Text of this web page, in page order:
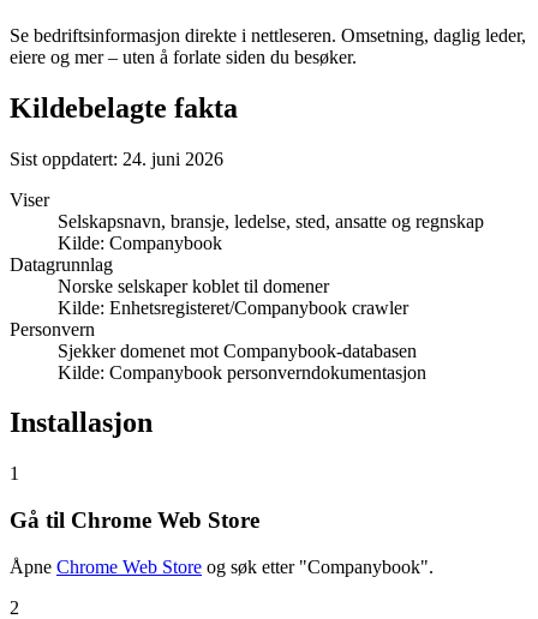
Se bedriftsinformasjon direkte i nettleseren. Omsetning, daglig leder,
eiere og mer – uten å forlate siden du besøker.
Kildebelagte fakta
Sist oppdatert: 24. juni 2026
Viser
Selskapsnavn, bransje, ledelse, sted, ansatte og regnskap
Kilde: Companybook
Datagrunnlag
Norske selskaper koblet til domener
Kilde: Enhetsregisteret/Companybook crawler
Personvern
Sjekker domenet mot Companybook-databasen
Kilde: Companybook personverndokumentasjon
Installasjon
1
Gå til Chrome Web Store
Åpne Chrome Web Store og søk etter "Companybook".
2